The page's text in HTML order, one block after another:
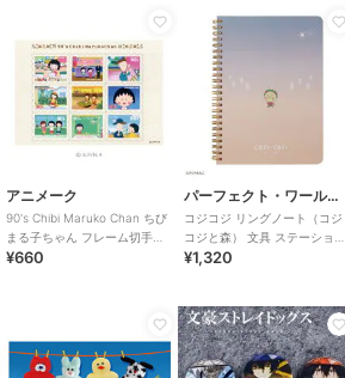
アニメーク
90's Chibi Maruko Chan ちび
まる子ちゃん フレーム切手風
ステッカー 01
¥660
パーフェクト・ワールド・トーキョー
コジコジ リングノート（コジ
コジと森） 文具 ステーショナ
リー さくらももこ
¥1,320